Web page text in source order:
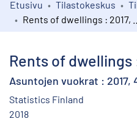
Kokoelmat
Etusivu Tilastokeskus
Rents of dwellings
Asuntojen vuokrat : 2017,
Statistics Finland
2018